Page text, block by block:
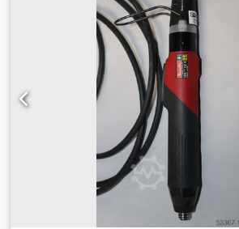
スクリューコントロール Desoutter
のラック版) トランス付き。 製品番号:
のネジ: 2 チャンネルごとのネジサイクル
イクルの位相数：20 IOサムカウンタ。99
メント＋角度＋日付＋時間＋結果＋（バー
で ネジ：6本 可能なネジの戦略。 角度制
トルク制御による回転角度制御 ドレモメン
ケルシュテアランス 回転角度と勾配制御
ルクと勾配制御による回転角度制御 スト
ホールドトルク/位置 摩擦トルク試験 電気
ーケーブル 5 m の長さ Art.Nr.：
ーブルの長さ 5 m アート番号：